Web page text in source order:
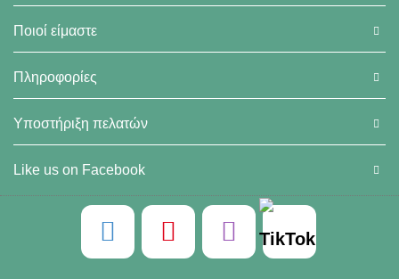
Ποιοί είμαστε
Πληροφορίες
Υποστήριξη πελατών
Like us on Facebook